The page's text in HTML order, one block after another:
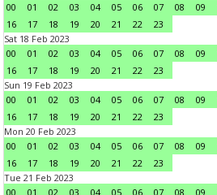
00
01 02 03 04 05 06 07 08 09
16
17 18 19 20 21 22
23
Sat 18 Feb 2023
00
01 02 03 04 05 06 07 08 09
16
17 18 19 20 21 22
23
Sun 19 Feb 2023
00
01 02 03 04 05 06 07 08 09
16
17 18 19 20 21 22
23
Mon 20 Feb 2023
00
01 02 03 04 05 06 07 08 09
16
17 18 19 20 21 22
23
Tue 21 Feb 2023
00
01 02 03 04 05 06 07 08 09